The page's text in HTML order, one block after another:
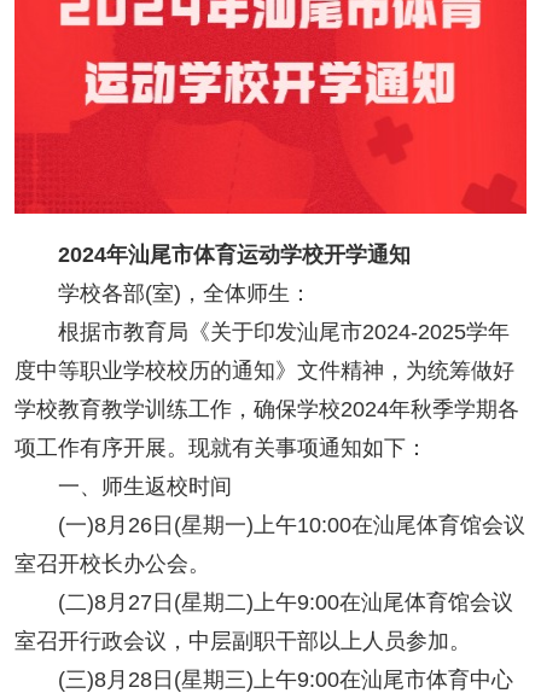
2024年汕尾市体育运动学校开学通知
学校各部(室)，全体师生：
根据市教育局《关于印发汕尾市2024-2025学年
度中等职业学校校历的通知》文件精神，为统筹做好
学校教育教学训练工作，确保学校2024年秋季学期各
项工作有序开展。现就有关事项通知如下：
一、师生返校时间
(一)8月26日(星期一)上午10:00在汕尾体育馆会议
室召开校长办公会。
(二)8月27日(星期二)上午9:00在汕尾体育馆会议
室召开行政会议，中层副职干部以上人员参加。
(三)8月28日(星期三)上午9:00在汕尾市体育中心